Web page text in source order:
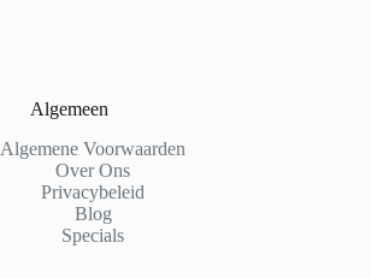
Algemeen
Algemene Voorwaarden
Over Ons
Privacybeleid
Blog
Specials